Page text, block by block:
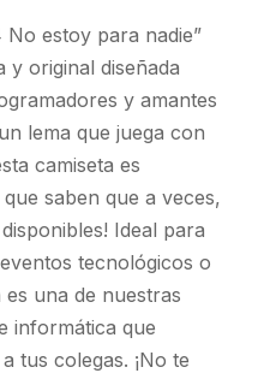
estoy para nadie”
y original diseñada
y amantes
lema que juega con
camiseta es
saben que a veces,
Ideal para
tecnológicos o
una de nuestras
informática que
tus colegas. ¡No te